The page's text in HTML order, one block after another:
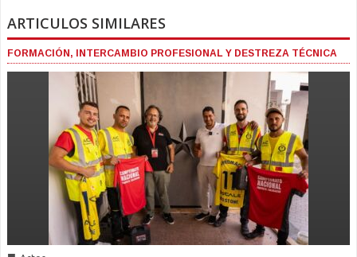
ARTICULOS SIMILARES
FORMACIÓN, INTERCAMBIO PROFESIONAL Y DESTREZA TÉCNICA